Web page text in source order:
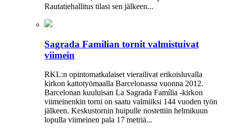
Rautatiehallitus tilasi sen jälkeen...
Sagrada Familian tornit valmistuivat
viimein
RKL:n opintomatkalaiset vierailivat erikoisluvalla
kirkon kattotyömaalla Barcelonassa vuonna 2012.
Barcelonan kuuluisan La Sagrada Família -kirkon
viimeinenkin torni on saatu valmiiksi­ 144 vuoden työn
jälkeen. Keskustornin huipulle nostettiin helmikuun
lopulla viimeinen pala 17 metriä...